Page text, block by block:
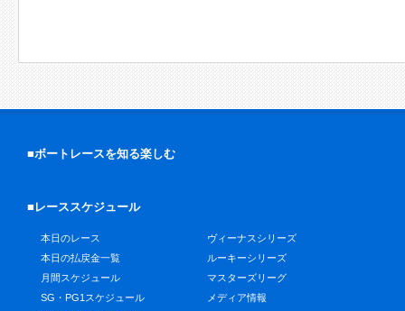
■ボートレースを知る楽しむ
■レーススケジュール
本日のレース
本日の払戻金一覧
月間スケジュール
SG・PG1スケジュール
ヴィーナスシリーズ
ルーキーシリーズ
マスターズリーグ
メディア情報